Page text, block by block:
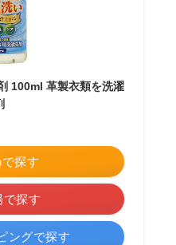
100ml 革製衣類を洗濯
探す
で探す
ングで探す